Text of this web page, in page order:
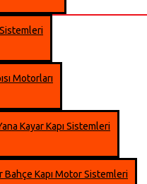
Motorları
Kayar Kapı Sistemleri
Bahçe Kapı Motor Sistemleri